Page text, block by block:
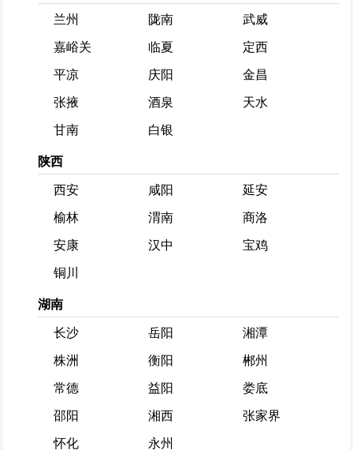
兰州 陇南 武威
嘉峪关 临夏 定西
平凉 庆阳 金昌
张掖 酒泉 天水
甘南 白银
陕西
西安 咸阳 延安
榆林 渭南 商洛
安康 汉中 宝鸡
铜川
湖南
长沙 岳阳 湘潭
株洲 衡阳 郴州
常德 益阳 娄底
邵阳 湘西 张家界
怀化 永州